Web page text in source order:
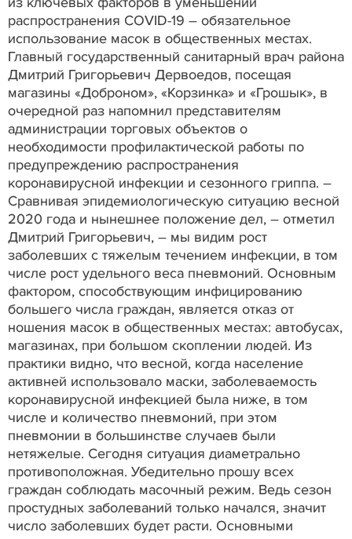
распространения COVID-19 – обязательное
использование масок в общественных местах.
Главный государственный санитарный врач района
Дмитрий Григорьевич Дервоедов, посещая
магазины «Доброном», «Корзинка» и «Грошык», в
очередной раз напомнил представителям
администрации торговых объектов о
необходимости профилактической работы по
предупреждению распространения
коронавирусной инфекции и сезонного гриппа. –
Сравнивая эпидемиологическую ситуацию весной
2020 года и нынешнее положение дел, – отметил
Дмитрий Григорьевич, – мы видим рост
заболевших с тяжелым течением инфекции, в том
числе рост удельного веса пневмоний. Основным
фактором, способствующим инфицированию
большего числа граждан, является отказ от
ношения масок в общественных местах: автобусах,
магазинах, при большом скоплении людей. Из
практики видно, что весной, когда население
активней использовало маски, заболеваемость
коронавирусной инфекцией была ниже, в том
числе и количество пневмоний, при этом
пневмонии в большинстве случаев были
нетяжелые. Сегодня ситуация диаметрально
противоположная. Убедительно прошу всех
граждан соблюдать масочный режим. Ведь сезон
простудных заболеваний только начался, значит
число заболевших будет расти. Основными